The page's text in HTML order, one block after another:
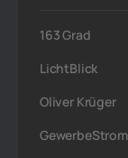
163 Grad
LichtBlick
Oliver Krüger
GewerbeStrom